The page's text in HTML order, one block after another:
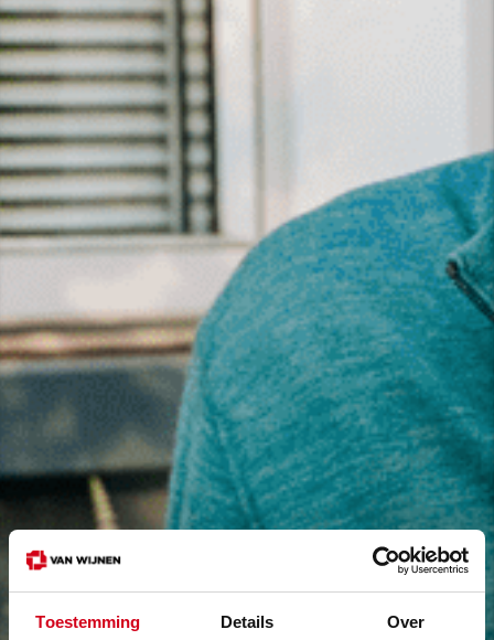
Toestemming Details Over